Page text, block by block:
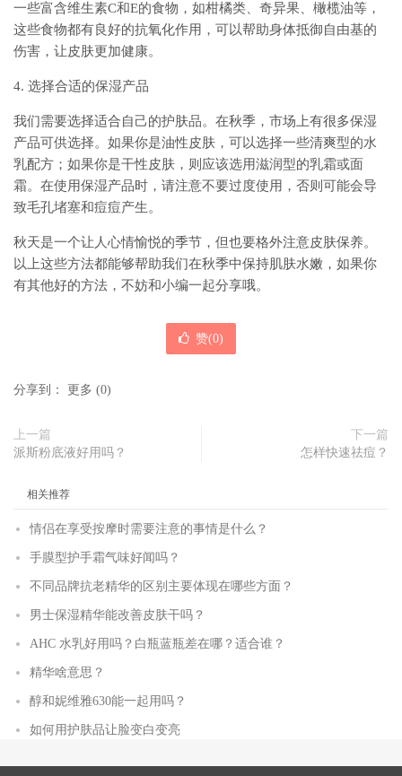
一些富含维生素C和E的食物，如柑橘类、奇异果、橄榄油等，
这些食物都有良好的抗氧化作用，可以帮助身体抵御自由基的
伤害，让皮肤更加健康。
4. 选择合适的保湿产品
我们需要选择适合自己的护肤品。在秋季，市场上有很多保湿
产品可供选择。如果你是油性皮肤，可以选择一些清爽型的水
乳配方；如果你是干性皮肤，则应该选用滋润型的乳霜或面
霜。在使用保湿产品时，请注意不要过度使用，否则可能会导
致毛孔堵塞和痘痘产生。
秋天是一个让人心情愉悦的季节，但也要格外注意皮肤保养。
以上这些方法都能够帮助我们在秋季中保持肌肤水嫩，如果你
有其他好的方法，不妨和小编一起分享哦。
赞(0)
分享到： 更多 (0)
上一篇
派斯粉底液好用吗？
下一篇
怎样快速祛痘？
相关推荐
情侣在享受按摩时需要注意的事情是什么？
手膜型护手霜气味好闻吗？
不同品牌抗老精华的区别主要体现在哪些方面？
男士保湿精华能改善皮肤干吗？
AHC 水乳好用吗？白瓶蓝瓶差在哪？适合谁？
精华啥意思？
醇和妮维雅630能一起用吗？
如何用护肤品让脸变白变亮